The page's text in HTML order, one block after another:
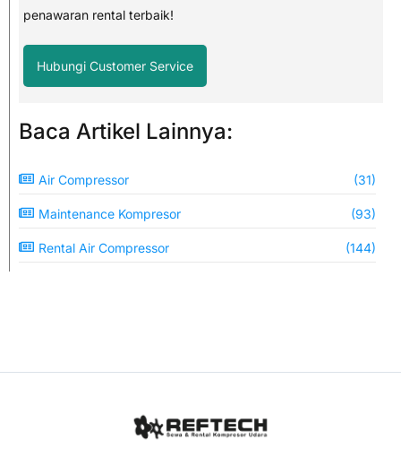
penawaran rental terbaik!
Hubungi Customer Service
Baca Artikel Lainnya:
Air Compressor (31)
Maintenance Kompresor (93)
Rental Air Compressor (144)